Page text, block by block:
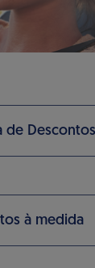
de Descontos
à medida